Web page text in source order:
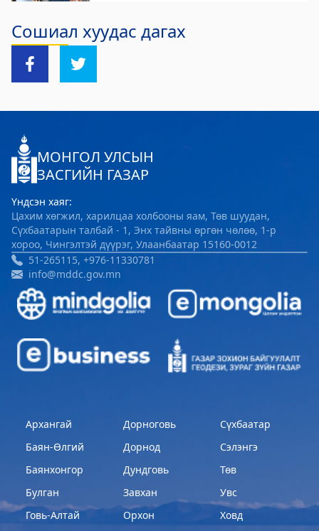
байгуулагдлаа.
Сошиал хуудас дагах
МОНГОЛ УЛСЫН
ЗАСГИЙН ГАЗАР
Үндсэн хаяг:
Цахим хөгжил, харилцаа холбооны яам, Төв шуудан,
Сүхбаатарын талбай - 1, Энх тайвны өргөн чөлөө, 1-р
хороо, Чингэлтэй дүүрэг, Улаанбаатар 15160-0012
51-265115, +976-11330781
info@mddc.gov.mn
Архангай
Баян-Өлгий
Баянхонгор
Булган
Говь-Алтай
Дорноговь
Дорнод
Дундговь
Завхан
Орхон
Сүхбаатар
Сэлэнгэ
Төв
Увс
Ховд